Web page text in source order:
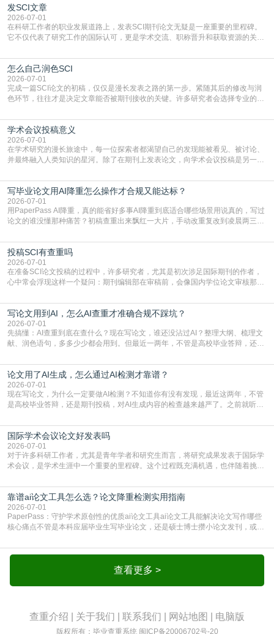
4949】等，口令会随活动更新，以页面显示为准)进入补贴专场。淘宝/天猫也可
复制粘贴【8$FKFGgJq
发SCI文章
2026-07-01
在科研工作者的职业发展道路上，发表SCI期刊论文无疑是一座重要的里程碑。
它不仅代表了研究工作的国际认可，更是学术交流、职称晋升和获取资源的关键
战与困惑。从选题立意到投稿回应，每一步都需要精心的策略与扎实的工作。本
篇AEIC学术交流中心小编就为大家介绍“发SCI文章”。一、精准定位是成功的第
一步发表SCI文章，首要解决的问题是“投
怎么自己润色SCI
2026-07-01
完成一篇SCI论文的初稿，仅仅是漫长发表之路的第一步。紧随其后的修改与润
色环节，往往才是决定文章能否被期刊接收的关键。许多研究者会选择专业的语
质量，更能在此过程中深化对学术写作的理解。如何系统、高效地打磨自己的论
文，使其在语言和学术表达上更符合国际期刊的要求，是每位研究者值得投入学
习的技能。本篇AEIC学术交流中心小编就为大家介
学术会议投稿意义
2026-07-01
在学术研究的漫长旅途中，每一位探索者都渴望自己的发现能被看见、被讨论、
并最终融入人类知识的星河。除了在期刊上发表论文，向学术会议投稿是另一个
广阔学术天地的大门，连接着个体研究与社会网络。本篇AEIC学术交流中心小编
就为大家介绍“学术会议投稿意义”。一、加速研究成果的传播与反馈学术会议通
常具有周期短、时效性强的特点。相比期刊漫长的
写毕业论文用AI降重怎么操作才合规又能达标？
2026-07-01
用PaperPass AI降重，真的能省好多事AI降重到底适合哪些场景用说真的，写过
论文的谁没懂那种痛苦？初稿查重出来飘红一大片，手动改重复改到凌晨两三
到秃头。这时候靠谱的AI降重真的就是救命稻草，选对工具，半天就能搞定你两
三天都做不完的事。不是所有人都需要用AI降重，但如果你符合下面这些场景，
真的可以试试：初稿写完重复率远超要
投稿SCI有查重吗
2026-07-01
在准备SCI论文投稿的过程中，许多研究者，尤其是初次涉足国际期刊的作者，
心中常会浮现这样一个疑问：期刊编辑部在审稿前，会像国内学位论文审核那
论文的初审通过率。实际上，SCI期刊对重复内容的审查是严谨投稿流程中不可
或缺的一环。本篇AEIC学术交流中心小编就为大家介绍“投稿SCI有查重吗”。
一、查重是标准流程答案是明确的：绝大多数S
写论文用到AI，怎么AI查重才准确合规不踩坑？
2026-07-01
先搞懂：AI查重到底在查什么？现在写论文，谁还没沾过AI？整理大纲、梳理文
献、润色语句，多多少少都会用到。但最近一两年，不管是高校毕业答辩，还是
须加做AI查重。很多人分不清，AI查重和普通查重到底有啥区别？这里说透：普
通查重查的是你的文字和已公开文献的重复比例，防的是抄袭；AI查重查的是你
的内容里，有多少是AI生成的，防的是过
论文用了AI生成，怎么通过AI检测才靠谱？
2026-07-01
现在写论文，为什么一定要做AI检测？不知道你有没有发现，最近这两年，不管
是高校毕业答辩，还是期刊投稿，对AI生成内容的检查越来越严了。之前就听身
要求修改，还差点被判定学术不规范，真的太冤了。现在国内多数高校和核心期
刊，都已经明确出台了相关规定：如果使用AI生成内容辅助写作，必须明确标
注，未标注的AI生成内容会被认定为不符合学
国际学术会议论文好发表吗
2026-07-01
对于许多科研工作者，尤其是青年学者和研究生而言，将研究成果发表于国际学
术会议，是学术生涯中一个重要的里程碑。这个过程既充满机遇，也伴随着挑
疑问：国际学术会议论文到底好不好发表？其价值和难度究竟如何衡量。本篇
AEIC学术交流中心小编就为大家介绍“国际学术会议论文好发表吗”。一、会议论
文发表的相对优势与期刊论文相比，国际会议论文的发
靠谱ai论文工具怎么选？论文降重检测实用指南
2026-07-01
PaperPass：守护学术原创性的优质ai论文工具ai论文工具能解决论文写作哪些
核心痛点不管是本科应届毕业生写毕业论文，还是硕士博士攒小论文发刊，或是
自己逐句读逐句改，熬好几个大夜不说，还经常改不到点上，交上去才发现重复
率超标，再返工太折腾。现在有了成熟的ai论文工具，这些痛点基本都能高效解
决。靠谱的ai论文工具，不止能帮你梳查看更多 >
查重介绍 关于我们 联系我们 网站地图 电脑版
版权所有：毕业查重系统 闽ICP备20006702号-20